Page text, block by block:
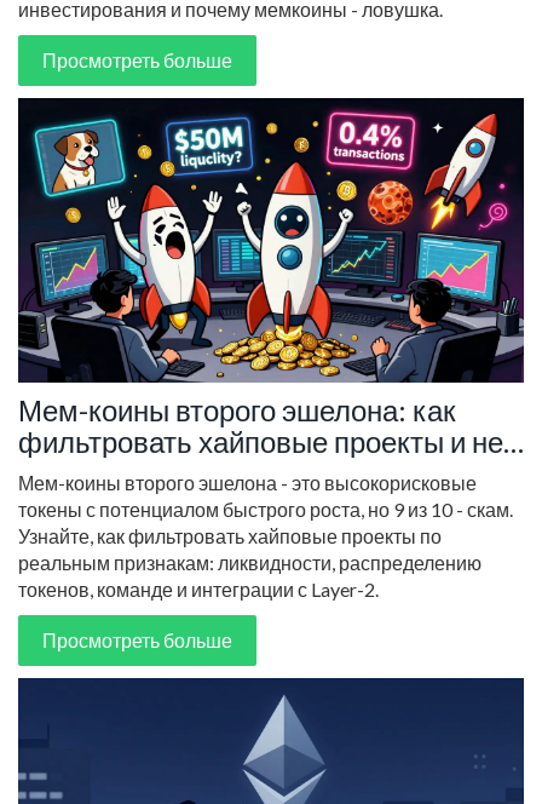
инвестирования и почему мемкоины - ловушка.
Просмотреть больше
Мем-коины второго эшелона: как
фильтровать хайповые проекты и не
остаться без денег
Мем-коины второго эшелона - это высокорисковые
токены с потенциалом быстрого роста, но 9 из 10 - скам.
Узнайте, как фильтровать хайповые проекты по
реальным признакам: ликвидности, распределению
токенов, команде и интеграции с Layer-2.
Просмотреть больше